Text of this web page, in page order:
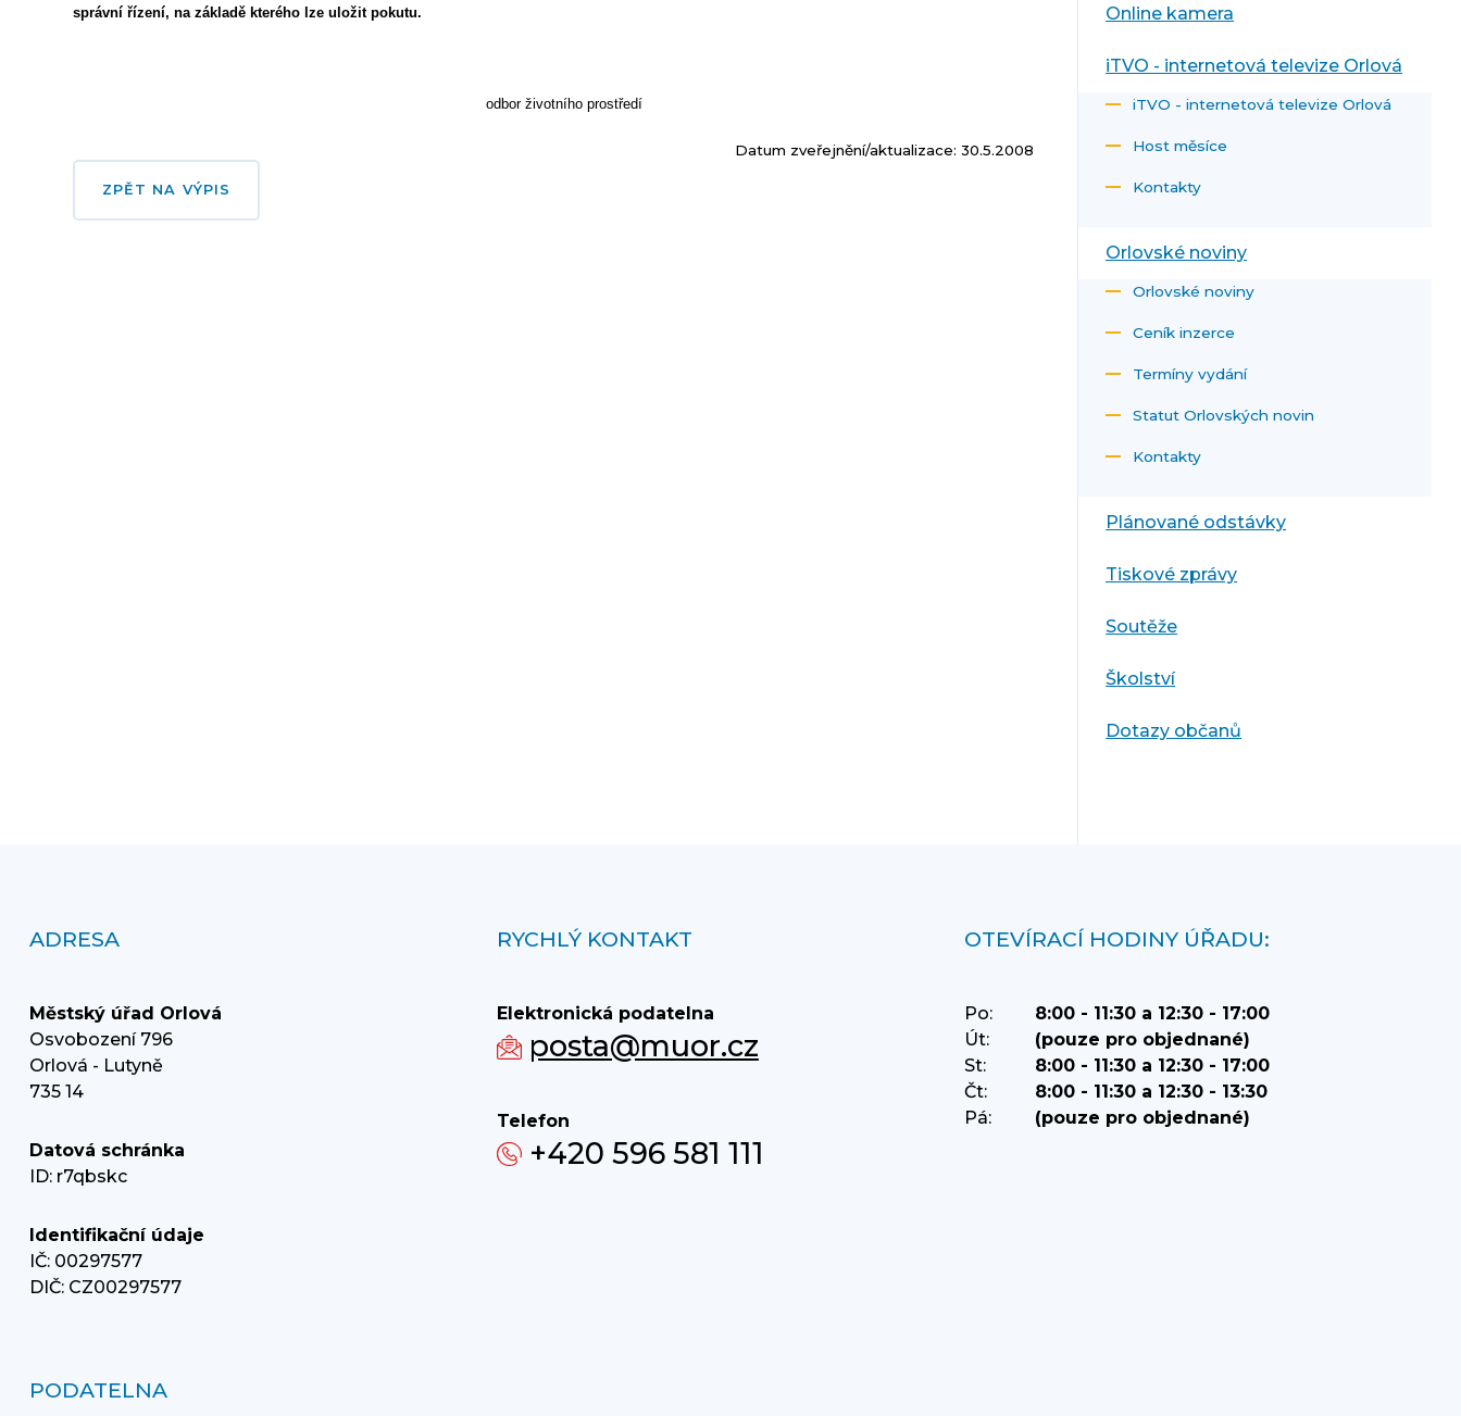
správní řízení, na základě kterého lze uložit pokutu.
odbor životního prostředí
Datum zveřejnění/aktualizace: 30.5.2008
ZPĚT NA VÝPIS
Online kamera
iTVO - internetová televize Orlová
iTVO - internetová televize Orlová
Host měsíce
Kontakty
Orlovské noviny
Orlovské noviny
Ceník inzerce
Termíny vydání
Statut Orlovských novin
Kontakty
Plánované odstávky
Tiskové zprávy
Soutěže
Školství
Dotazy občanů
ADRESA
Městský úřad Orlová
Osvobození 796
Orlová - Lutyně
735 14
Datová schránka
ID: r7qbskc
Identifikační údaje
IČ: 00297577
DIČ: CZ00297577
RYCHLÝ KONTAKT
Elektronická podatelna
posta@muor.cz
Telefon
+420 596 581 111
OTEVÍRACÍ HODINY ÚŘADU:
Po:
8:00 - 11:30 a 12:30 - 17:00
Út:
(pouze pro objednané)
St:
8:00 - 11:30 a 12:30 - 17:00
Čt:
8:00 - 11:30 a 12:30 - 13:30
Pá:
(pouze pro objednané)
PODATELNA